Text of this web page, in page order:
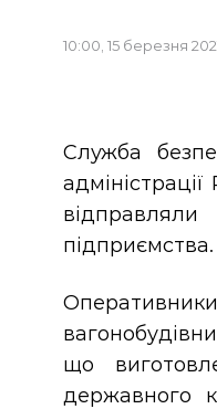
10:00, 15 березня
Служба
відправляли
підприємства.
Оперативники
що
державного